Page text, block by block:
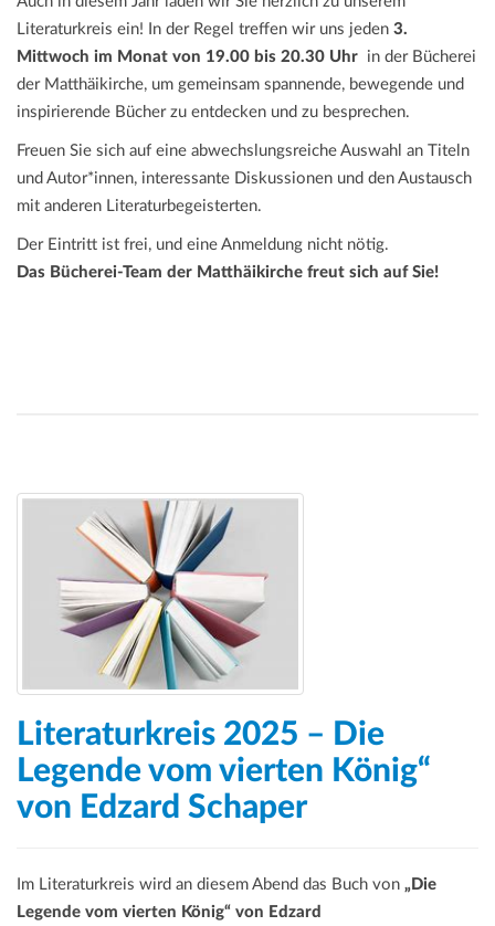
Literaturkreis ein! In der Regel treffen wir uns jeden 3.
Mittwoch im Monat von 19.00 bis 20.30 Uhr in der Bücherei
der Matthäikirche, um gemeinsam spannende, bewegende und
inspirierende Bücher zu entdecken und zu besprechen.
Freuen Sie sich auf eine abwechslungsreiche Auswahl an Titeln
und Autor*innen, interessante Diskussionen und den Austausch
mit anderen Literaturbegeisterten.
Der Eintritt ist frei, und eine Anmeldung nicht nötig.
Das Bücherei-Team der Matthäikirche freut sich auf Sie!
Literaturkreis 2025 – Die
Legende vom vierten König“
von Edzard Schaper
Im Literaturkreis wird an diesem Abend das Buch von „Die
Legende vom vierten König“ von Edzard